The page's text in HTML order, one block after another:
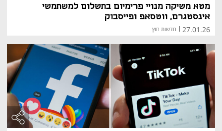
מטא משיקה מנויי פרימיום בתשלום למשתמשי
אינסטגרם, ווטסאפ ופייסבוק
27.01.26
| חדשות חוץ